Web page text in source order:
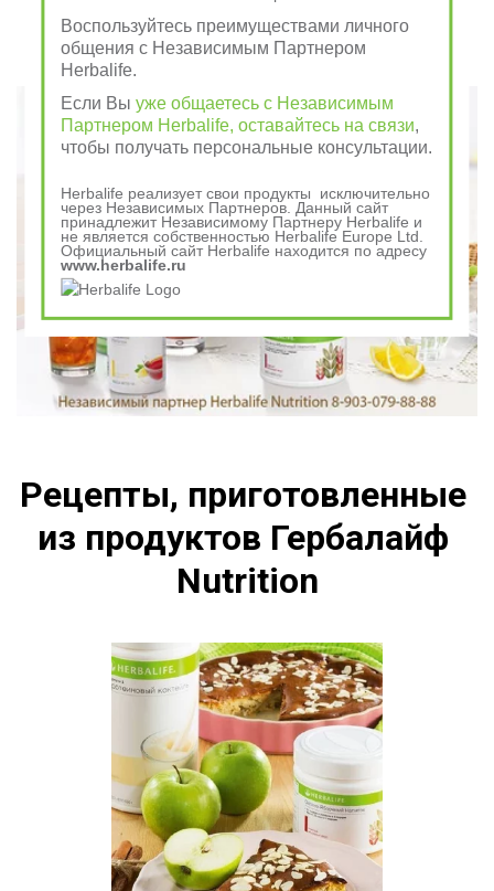
Говорили в древности
Рецепты, приготовленные
из продуктов Гербалайф
Nutrition
Воспользуйтесь преимуществами личного
общения с Независимым Партнером
Herbalife.
Если Выуже общаетесь с Независимым
Партнером Herbalife, оставайтесь на связи,
чтобы получать персональные консультации.
Herbalife реализует свои продукты исключительно
через Независимых Партнеров. Данный сайт
принадлежит Независимому Партнеру Herbalife и
не является собственностью Herbalife Europe Ltd.
Официальный сайт Herbalife находится по адресу
www.herbalife.ru